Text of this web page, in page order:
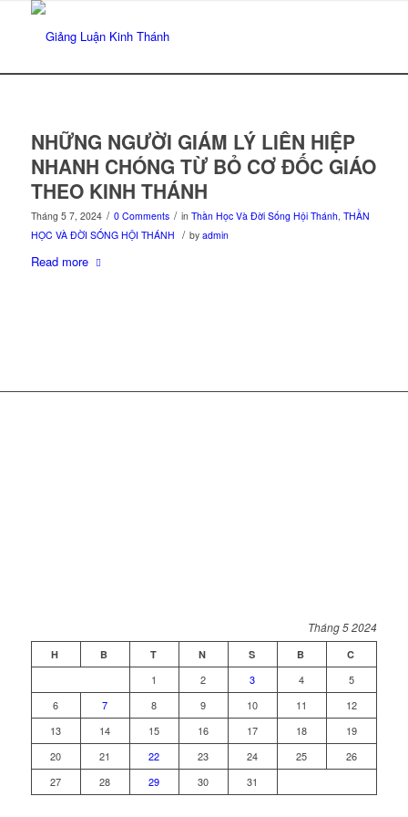
NHỮNG NGƯỜI GIÁM LÝ LIÊN HIỆP
NHANH CHÓNG TỪ BỎ CƠ ĐỐC GIÁO
THEO KINH THÁNH
Tháng 5 7, 2024 / 0 Comments / in Thần Học Và Đời Sống Hội Thánh, THẦN
HỌC VÀ ĐỜI SỐNG HỘI THÁNH / by admin
Read more
Tháng 5 2024
H B T N S B C
1 2 3 4
5
6
7 8 9 10 11
12
13
14 15 16 17 18
19
20
21 22 23 24 25
26
27
28 29 30 31